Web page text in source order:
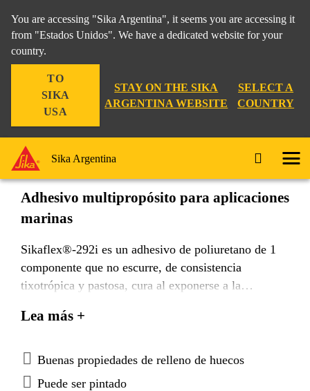
You are accessing "Sika Argentina", it seems you are accessing it
from "Estados Unidos". We have a dedicated website for your
country.
TO
SIKA
USA
STAY ON THE SIKA
ARGENTINA WEBSITE
SELECT A
COUNTRY
Sika Argentina
Sikaflex®-292i
Adhesivo multipropósito para aplicaciones
marinas
Sikaflex®-292i es un adhesivo de poliuretano de 1
componente que no escurre, de consistencia
tixotrópica y pastosa, cura al exponerse a la
propiedades adhesivas y una buena resistencia
de baja propagación de llamas establecidos por la
Lea más +
Buenas propiedades de relleno de huecos
Puede ser pintado